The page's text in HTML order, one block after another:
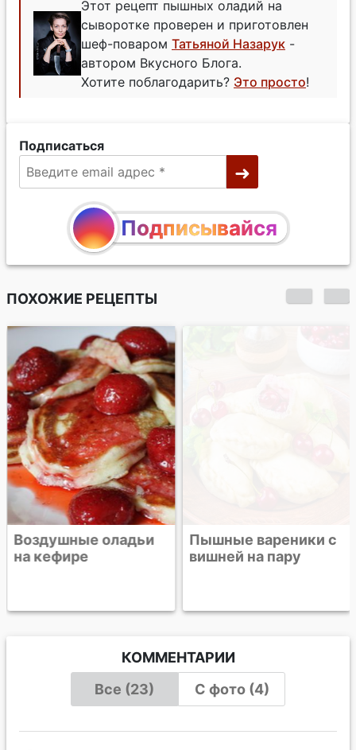
Этот рецепт пышных оладий на
сыворотке проверен и приготовлен
шеф-поваром Татьяной Назарук -
автором Вкусного Блога.
Хотите поблагодарить? Это просто!
Подписаться
Подписывайся
ПОХОЖИЕ РЕЦЕПТЫ
Воздушные оладьи
на кефире
Пышные вареники с
вишней на пару
КОММЕНТАРИИ
Все (23)
С фото (4)